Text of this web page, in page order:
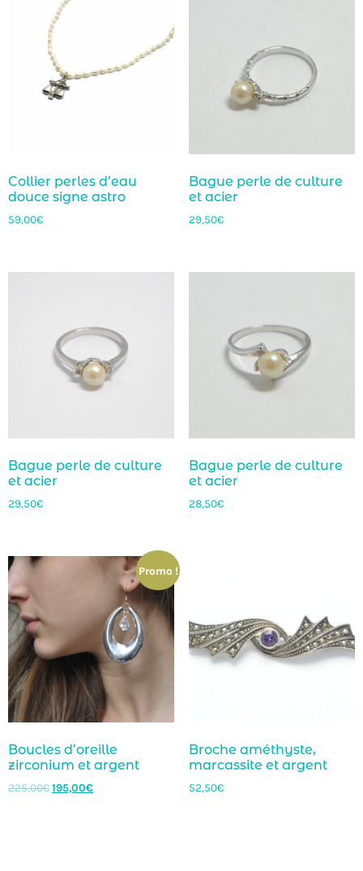
Collier perles d’eau
douce signe astro
59,00€
Bague perle de culture
et acier
29,50€
Bague perle de culture
et acier
29,50€
Bague perle de culture
et acier
28,50€
Promo !
Boucles d’oreille
zirconium et argent
225,00€195,00€
Broche améthyste,
marcassite et argent
52,50€